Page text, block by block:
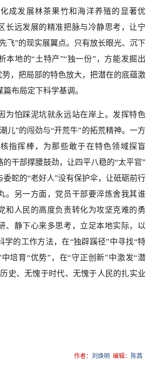
成发展林茶果竹和海洋养殖的显著优
长远发展的精准把脉与冷静思考，让宁
飞”的现实展翼点。只有放长眼光、沉下
本地的“土特产”“独一份”，方能发掘出
势，把局部的特色放大，把潜在的底蕴激
布局定下科学基调。
为怕踩泥坑就永远站在岸上。发挥特色
儿”的闯劲与“开荒牛”的拓荒精神。一方
指挥棒，为那些敢于在特色领域探盲
的干部撑腰鼓劲，让四平八稳的“太平官”
蛇的“老好人”没有保护伞，让砥砺前行
。另一方面，党员干部要淬炼舍我其谁
和人民的高度负责转化为攻坚克难的勇
、静下心来多思考，立足本地实际，以
学的工作方法，在“独辟蹊径”中寻找“特
培育“优势”，在“守正创新”中激发“潜
史、无愧于时代、无愧于人民的扎实业
作者：刘焕明编辑： 陈茜